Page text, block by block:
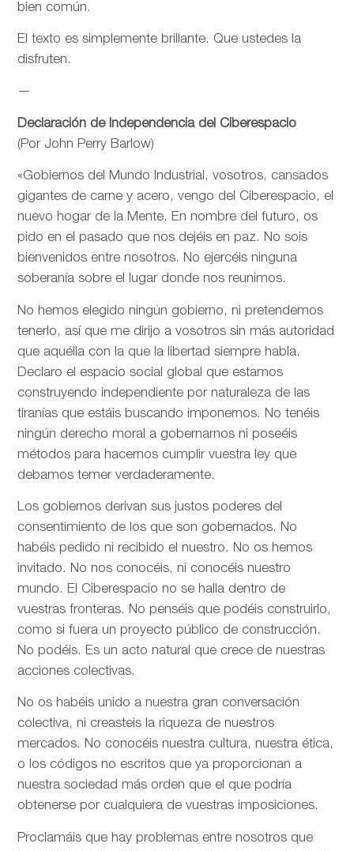
bien común.
El texto es simplemente brillante. Que ustedes la
disfruten.
—
Declaración de Independencia del Ciberespacio
(Por John Perry Barlow)
«Gobiernos del Mundo Industrial, vosotros, cansados
gigantes de carne y acero, vengo del Ciberespacio, el
nuevo hogar de la Mente. En nombre del futuro, os
pido en el pasado que nos dejéis en paz. No sois
bienvenidos entre nosotros. No ejercéis ninguna
soberanía sobre el lugar donde nos reunimos.
No hemos elegido ningún gobierno, ni pretendemos
tenerlo, así que me dirijo a vosotros sin más autoridad
que aquélla con la que la libertad siempre habla.
Declaro el espacio social global que estamos
construyendo independiente por naturaleza de las
tiranías que estáis buscando imponernos. No tenéis
ningún derecho moral a gobernarnos ni poseéis
métodos para hacernos cumplir vuestra ley que
debamos temer verdaderamente.
Los gobiernos derivan sus justos poderes del
consentimiento de los que son gobernados. No
habéis pedido ni recibido el nuestro. No os hemos
invitado. No nos conocéis, ni conocéis nuestro
mundo. El Ciberespacio no se halla dentro de
vuestras fronteras. No penséis que podéis construirlo,
como si fuera un proyecto público de construcción.
No podéis. Es un acto natural que crece de nuestras
acciones colectivas.
No os habéis unido a nuestra gran conversación
colectiva, ni creasteis la riqueza de nuestros
mercados. No conocéis nuestra cultura, nuestra ética,
o los códigos no escritos que ya proporcionan a
nuestra sociedad más orden que el que podría
obtenerse por cualquiera de vuestras imposiciones.
Proclamáis que hay problemas entre nosotros que